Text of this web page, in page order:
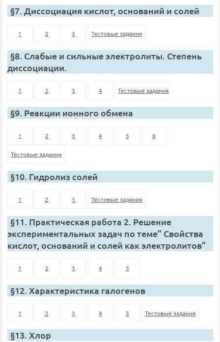
§7. Диссоциация кислот, оснований и солей
1 2 3 Тестовые задания
§8. Слабые и сильные электролиты. Степень
диссоциации.
1 2 3 4 Тестовые задания
§9. Реакции ионного обмена
1 2 3 4 5 6
Тестовые задания
§10. Гидролиз солей
1 2 3 Тестовые задания
§11. Практическая работа 2. Решение
экспериментальных задач по теме” Свойства
кислот, оснований и солей как электролитов”
1 2 3 4 5
§12. Характеристика галогенов
1 2 3 4 5 Тестовые задания
§13. Хлор